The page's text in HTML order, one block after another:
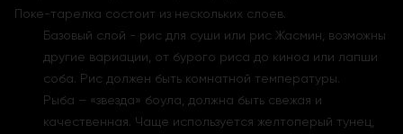
Поке-тарелка состоит из нескольких слоев.
Базовый слой - рис для суши или рис Жасмин, возможны
другие вариации, от бурого риса до киноа или лапши
соба. Рис должен быть комнатной температуры.
Рыба – «звезда» боула, должна быть свежая и
качественная. Чаще используется желтоперый тунец,